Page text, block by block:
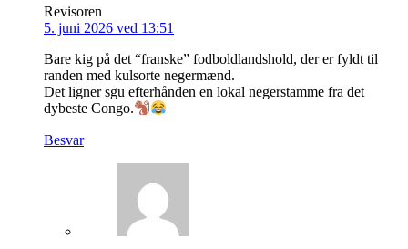
Revisoren
5. juni 2026 ved 13:51
Bare kig på det “franske” fodboldlandshold, der er fyldt til
randen med kulsorte negermænd.
Det ligner sgu efterhånden en lokal negerstamme fra det
dybeste Congo.
Besvar